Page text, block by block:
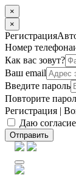
×
×
Регистрация
Номер телефона
Как вас зовут?
Ваш email
Введите пароль
Повторите
Регистрация |
Даю
Отправить